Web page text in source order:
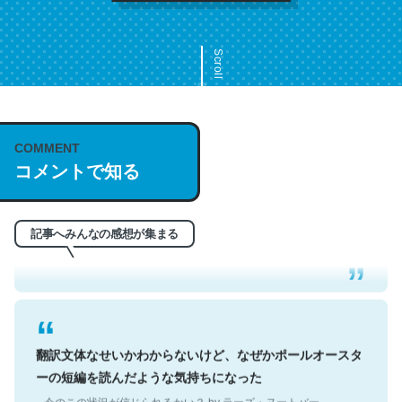
Scroll
COMMENT
コメントで知る
記事へみんなの感想が集まる
これは名文。彼はとてもクレバーなんだろうなと凄く思
う。英語少しでも読める人は原文もお勧め。自分はこの流
─今のこの状況が信じられるかい？ by ラーズ・ヌートバー
翻訳文体なせいかわからないけど、なぜかポールオースタ
ーの短編を読んだような気持ちになった
─今のこの状況が信じられるかい？ by ラーズ・ヌートバー